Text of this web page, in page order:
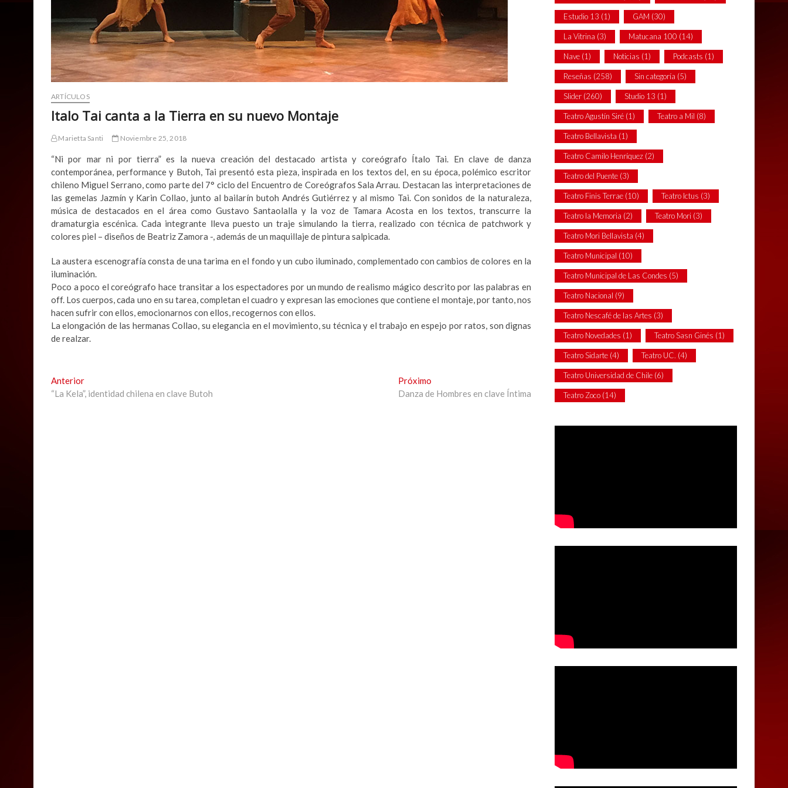
ARTÍCULOS
Italo Tai canta a la Tierra en su nuevo Montaje
Marietta Santi Noviembre 25, 2018
“Ni por mar ni por tierra” es la nueva creación del destacado artista y coreógrafo Ítalo Tai. En clave de danza
contemporánea, performance y Butoh, Tai presentó esta pieza, inspirada en los textos del, en su época, polémico escritor
chileno Miguel Serrano, como parte del 7° ciclo del Encuentro de Coreógrafos Sala Arrau. Destacan las interpretaciones de
las gemelas Jazmín y Karin Collao, junto al bailarín butoh Andrés Gutiérrez y al mismo Tai. Con sonidos de la naturaleza,
música de destacados en el área como Gustavo Santaolalla y la voz de Tamara Acosta en los textos, transcurre la
dramaturgia escénica. Cada integrante lleva puesto un traje simulando la tierra, realizado con técnica de patchwork y
colores piel – diseños de Beatriz Zamora -, además de un maquillaje de pintura salpicada.
La austera escenografía consta de una tarima en el fondo y un cubo iluminado, complementado con cambios de colores en la
iluminación.
Poco a poco el coreógrafo hace transitar a los espectadores por un mundo de realismo mágico descrito por las palabras en
off. Los cuerpos, cada uno en su tarea, completan el cuadro y expresan las emociones que contiene el montaje, por tanto, nos
hacen sufrir con ellos, emocionarnos con ellos, recogernos con ellos.
La elongación de las hermanas Collao, su elegancia en el movimiento, su técnica y el trabajo en espejo por ratos, son dignas
de realzar.
Navegación
de
AnteriorPrevious
post:
“La Kela”, identidad chilena en clave Butoh
Próximo
post:
Danza de Hombres en clave Íntima
Estudio 13 (1) GAM (30)
La Vitrina (3) Matucana 100 (14)
Nave (1) Noticias (1) Podcasts (1)
Reseñas (258) Sin categoría (5)
Slider (260) Studio 13 (1)
Teatro Agustín Siré (1) Teatro a Mil (8)
Teatro Bellavista (1)
Teatro Camilo Henríquez (2)
Teatro del Puente (3)
Teatro Finis Terrae (10) Teatro Ictus (3)
Teatro la Memoria (2) Teatro Mori (3)
Teatro Mori Bellavista (4)
Teatro Municipal (10)
Teatro Municipal de Las Condes (5)
Teatro Nacional (9)
Teatro Nescafé de las Artes (3)
Teatro Novedades (1) Teatro Sasn Ginés (1)
Teatro Sidarte (4) Teatro UC. (4)
Teatro Universidad de Chile (6)
Teatro Zoco (14)